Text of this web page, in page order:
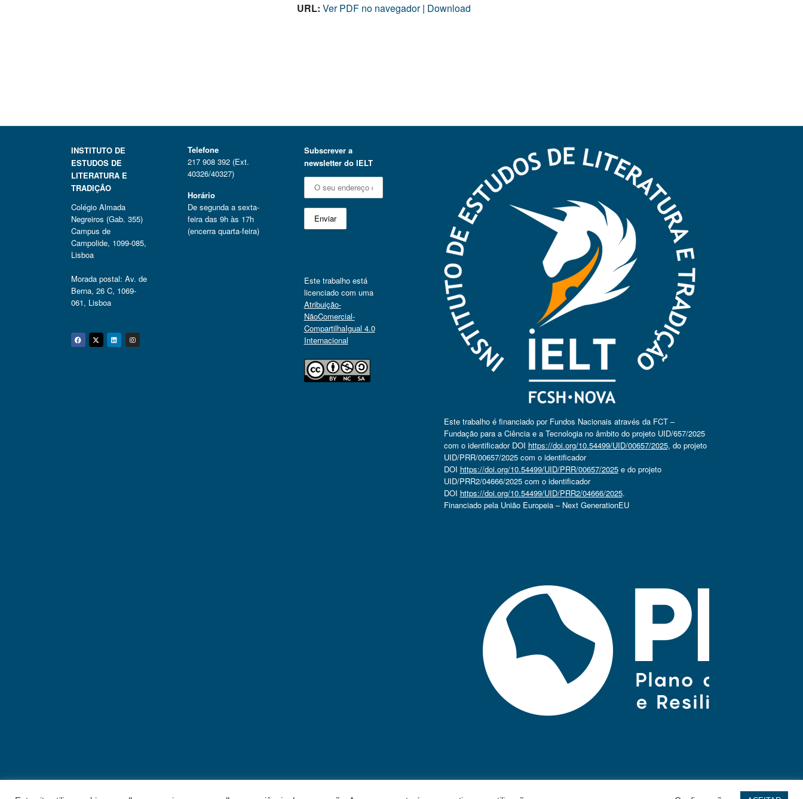
URL: Ver PDF no navegador| Download
INSTITUTO DE
ESTUDOS DE
LITERATURA E
TRADIÇÃO
Colégio Almada
Negreiros (Gab. 355)
Campus de
Campolide, 1099-085,
Lisboa
Morada postal: Av. de
Berna, 26 C, 1069-
061, Lisboa
Facebook
Twitter
Linkedin
Instagram
Telefone
217 908 392 (Ext.
40326/40327)
Horário
De segunda a sexta-
feira das 9h às 17h
(encerra quarta-feira)
Subscrever a
newsletter do IELT
Este trabalho está
licenciado com uma
Atribuição-
NãoComercial-
CompartilhaIgual 4.0
Internacional
Este trabalho é financiado por Fundos Nacionais através da FCT –
Fundação para a Ciência e a Tecnologia no âmbito do projeto UID/657/2025
com o identificador DOI https://doi.org/10.54499/UID/00657/2025, do projeto
UID/PRR/00657/2025 com o identificador
DOI https://doi.org/10.54499/UID/PRR/00657/2025e do projeto
UID/PRR2/04666/2025 com o identificador
DOI https://doi.org/10.54499/UID/PRR2/04666/2025.
Financiado pela União Europeia – Next GenerationEU